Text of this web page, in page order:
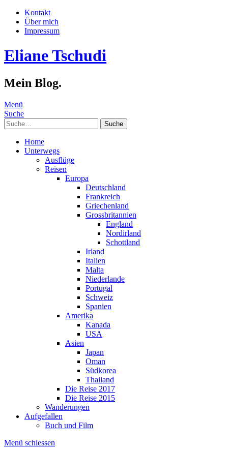
Kontakt
Über mich
Impressum
Eliane Tschudi
Mein Blog.
Menü
Suche
Suche
Home
Unterwegs
Ausflüge
Reisen
Europa
Deutschland
Frankreich
Griechenland
Grossbritannien
England
Nordirland
Schottland
Irland
Italien
Malta
Niederlande
Portugal
Schweiz
Spanien
Amerika
Kanada
USA
Asien
Japan
Oman
Südkorea
Thailand
Die Reise 2017
Die Reise 2015
Wanderungen
Aufgefallen
Buch und Film
Menü schiessen